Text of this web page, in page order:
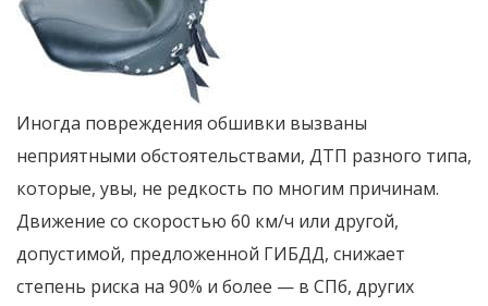
Иногда повреждения обшивки вызваны
неприятными обстоятельствами, ДТП разного типа,
которые, увы, не редкость по многим причинам.
Движение со скоростью 60 км/ч или другой,
допустимой, предложенной ГИБДД, снижает
степень риска на 90% и более — в СПб, других